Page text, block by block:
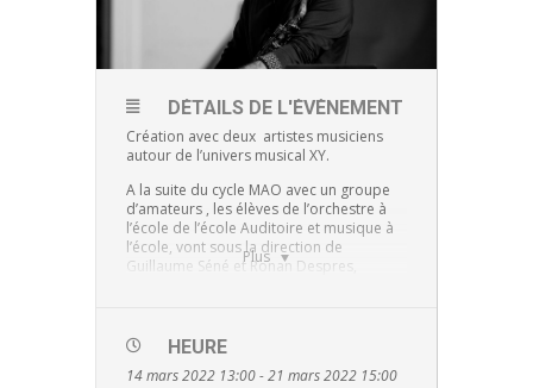
Plus
DÉTAILS DE L'ÉVÈNEMENT
Création avec deux artistes musiciens
autour de l’univers musical XY.
A la suite du cycle MAO avec un groupe
d’amateurs , les élèves de l’orchestre à
l’école de l’école Auditoire et musique à
l’école, vont sous la direction de
Guillaume Séné et Ronan Despres,
Ouvrir les jeunes à la mise en pratique
de leur instruments dans un ensemble
HEURE
14 mars 2022 13:00 - 21 mars 2022 15:00